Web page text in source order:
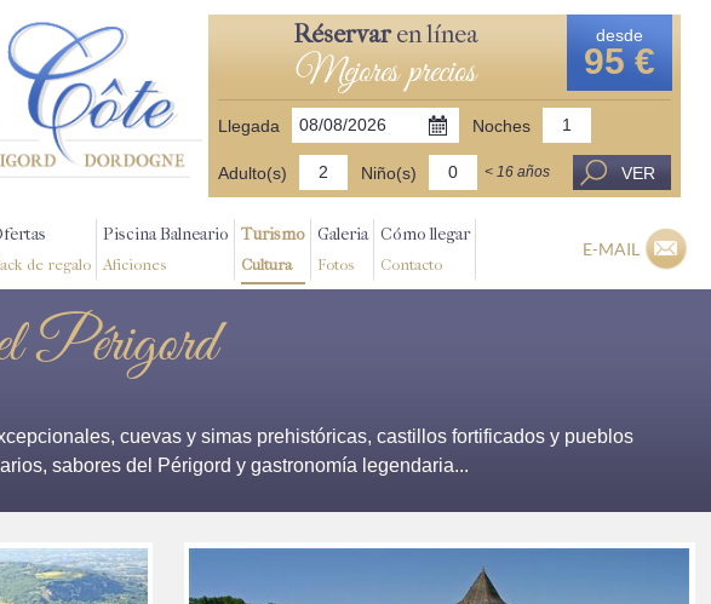
Réservaren línea
Mejores precios
desde
95 €
Llegada Noches
Adulto(s) Niño(s) < 16 años VER
de regalo
Piscina Balneario
Aficiones
Turismo
Cultura
Galeria
Fotos
Cómo llegar
Contacto
E-MAIL
Périgord
cuevas y simas prehistóricas, castillos fortificados y pueblos
sabores del Périgord y gastronomía legendaria...